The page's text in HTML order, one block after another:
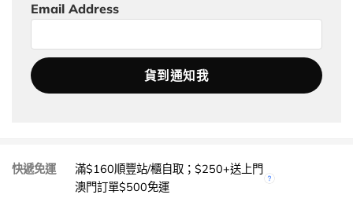
Email Address
快遞免運
滿$160順豐站/櫃自取；$250+送上門
澳門訂單$500免運